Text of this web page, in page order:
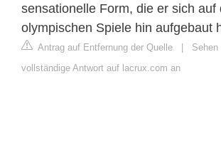
sensationelle Form, die er sich auf
olympischen Spiele hin aufgebaut
Antrag auf Entfernung der Quelle |
vollständige Antwort auf lacrux.com an